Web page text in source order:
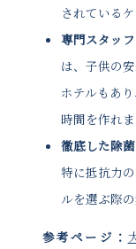
されている
専門スタッ
は、子供の
ホテルもあ
時間を作れま
徹底した除
特に抵抗力
ルを選ぶ際
参考ページ：